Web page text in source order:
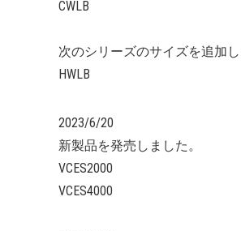
CWLB
次のシリーズのサイズを追加し
HWLB
2023/6/20
新製品を発売しました。
VCES2000
VCES4000